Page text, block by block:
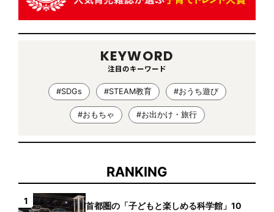
KEYWORD
注目のキーワード
#SDGs #STEAM教育 #おうち遊び
#おもちゃ #お出かけ・旅行
RANKING
1
首都圏の「子どもと楽しめる科学館」10